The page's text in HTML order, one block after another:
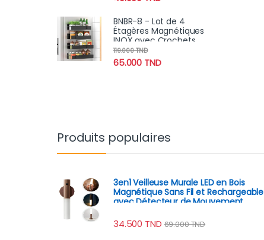
E27 6500K
BNBR-8 - Lot de 4
Étagères Magnétiques
INOX avec Crochets
Rangement Pratique
Cuisine Salle de Bain
Réfrigérateur
65.000 TND
119.000TND
Produits populaires
3en1 Veilleuse Murale LED en Bois
Magnétique Sans Fil et Rechargeable
avec Détecteur de Mouvement
34.500 TND 69.000TND